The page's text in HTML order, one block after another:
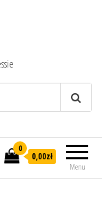
Menu
0
0,00zł